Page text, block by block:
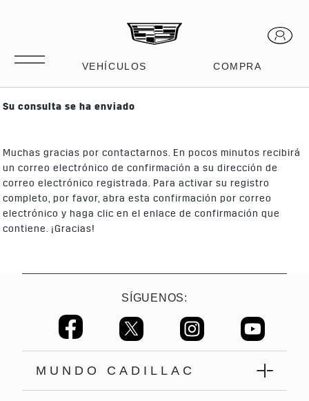
Su consulta se ha enviado
Muchas gracias por contactarnos. En pocos minutos recibirá
un correo electrónico de confirmación a su dirección de
correo electrónico registrada. Para activar su registro
completo, por favor, abra esta confirmación por correo
electrónico y haga clic en el enlace de confirmación que
contiene. ¡Gracias!